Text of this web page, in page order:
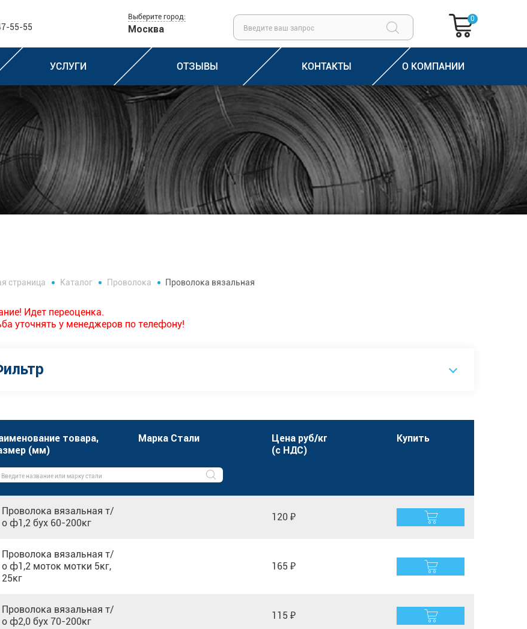
55-55
Выберите город:
Москва
0
УСЛУГИ ОТЗЫВЫ КОНТАКТЫ О КОМПАНИИ
страница Каталог Проволока Проволока вязальная
Идет переоценка.
уточнять у менеджеров по телефону!
товара,
(мм)
Марка Стали
Цена руб/кг
(с НДС)
Купить
Проволока вязальная т/
о ф1,2 бух 60-200кг
120 ₽
Проволока вязальная т/
о ф1,2 моток мотки 5кг,
25кг
165 ₽
Проволока вязальная т/
о ф2,0 бух 70-200кг
115 ₽